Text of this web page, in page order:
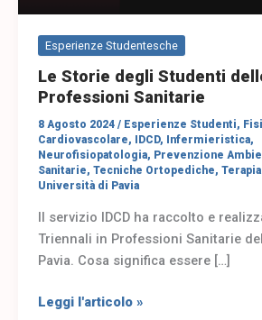
Esperienze Studentesche
Le Storie degli Studenti
Professioni Sanitarie
8 Agosto 2024 / Esperienze Studenti,
Cardiovascolare, IDCD, Infermieristica,
Neurofisiopatologia, Prevenzione
Sanitarie, Tecniche Ortopediche,
Università di Pavia
Il servizio IDCD ha raccolto e
Triennali in Professioni Sanitarie
Pavia. Cosa significa essere […]
Leggi l'articolo »